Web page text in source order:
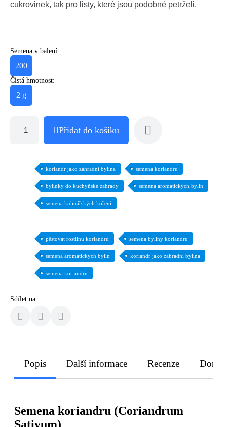
cukrovinek, tak pro listy, které jsou podobné petrželi.
Semena v balení:
200
Čistá hmotnost:
2 g
Přidat do košíku
koriandr jako zahradní bylina semena koriandru
bylinky do kuchyňské zahrady semena aromatických bylin
semena kulinářských koření
pěstovat rostlinu koriandru semena byliny koriandru
semena aromatických bylin koriandr jako zahradní bylina
semena koriandru
Sdílet na
Popis Další informace Recenze
Semena koriandru (Coriandrum
Sativum)